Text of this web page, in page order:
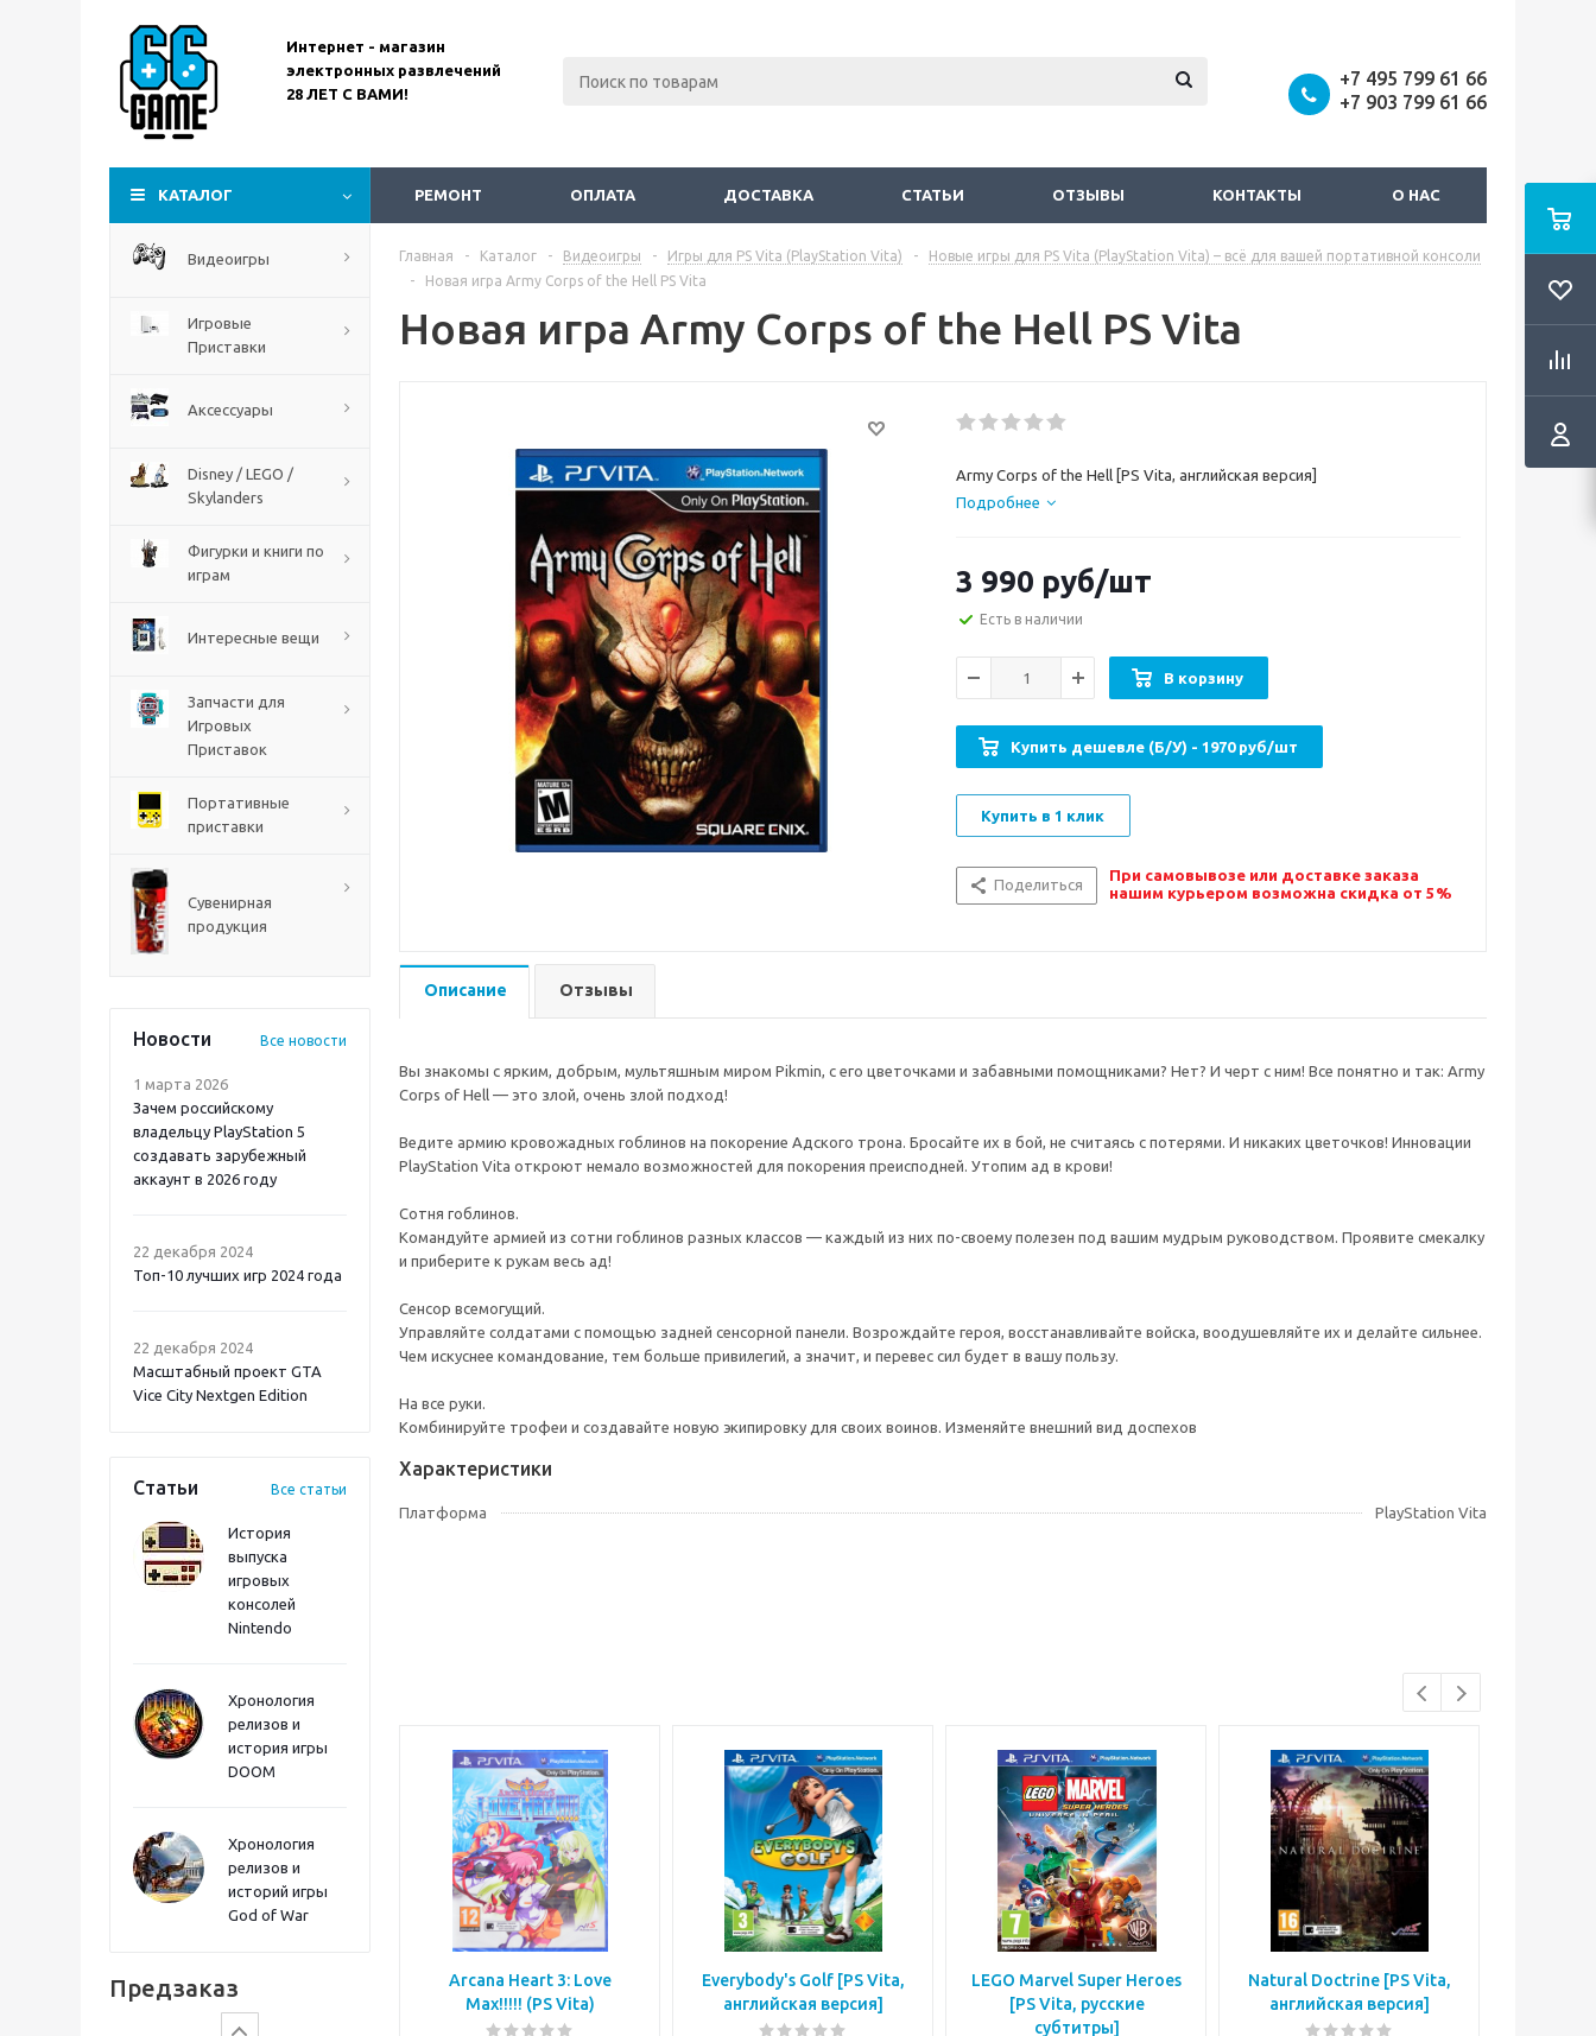
Интернет - магазин
электронных развлечений
28 ЛЕТ С ВАМИ!
+7 495 799 61 66
+7 903 799 61 66
КАТАЛОГ РЕМОНТ ОПЛАТА ДОСТАВКА СТАТЬИ ОТЗЫВЫ КОНТАКТЫ О НАС
Видеоигры
Игровые
Приставки
Аксессуары
Disney / LEGO /
Skylanders
Фигурки и книги по
играм
Интересные вещи
Запчасти для
Игровых
Приставок
Портативные
приставки
Сувенирная
продукция
Новости Все новости
1 марта 2026
Зачем российскому
владельцу PlayStation 5
создавать зарубежный
аккаунт в 2026 году
22 декабря 2024
Топ-10 лучших игр 2024 года
22 декабря 2024
Масштабный проект GTA
Vice City Nextgen Edition
Статьи Все статьи
История
выпуска
игровых
консолей
Nintendo
Хронология
релизов и
история игры
DOOM
Хронология
релизов и
историй игры
God of War
Предзаказ
The Blood of Dawnwalker
Onimusha: Way of the
Sword PS5
Главная - Каталог - Видеоигры - Игры для PS Vita (PlayStation Vita) -
Новые игры для PS Vita (PlayStation Vita) – всё для вашей портативной консоли
-
Новая игра Army Corps of the Hell PS Vita
Новая игра Army Corps of the Hell PS Vita
Army Corps of the Hell [PS Vita, английская версия]
Подробнее
3 990 руб/шт
Есть в наличии
В корзину
Купить дешевле (Б/У) - 1970 руб/шт
Купить в 1 клик
Поделиться
При самовывозе или доставке заказа
нашим курьером возможна скидка от 5%
Описание Отзывы
Вы знакомы с ярким, добрым, мультяшным миром Pikmin, с его цветочками и забавными помощниками? Нет? И черт с ним! Все понятно и так: Army
Corps of Hell — это злой, очень злой подход!
Ведите армию кровожадных гоблинов на покорение Адского трона. Бросайте их в бой, не считаясь с потерями. И никаких цветочков! Инновации
PlayStation Vita откроют немало возможностей для покорения преисподней. Утопим ад в крови!
Сотня гоблинов.
Командуйте армией из сотни гоблинов разных классов — каждый из них по-своему полезен под вашим мудрым руководством. Проявите смекалку
и приберите к рукам весь ад!
Сенсор всемогущий.
Управляйте солдатами с помощью задней сенсорной панели. Возрождайте героя, восстанавливайте войска, воодушевляйте их и делайте сильнее.
Чем искуснее командование, тем больше привилегий, а значит, и перевес сил будет в вашу пользу.
На все руки.
Комбинируйте трофеи и создавайте новую экипировку для своих воинов. Изменяйте внешний вид доспехов
Характеристики
Платформа PlayStation Vita
Arcana Heart 3: Love
Max!!!!! (PS Vita)
Everybody's Golf [PS Vita,
английская версия]
LEGO Marvel Super Heroes
[PS Vita, русские
субтитры]
Natural Doctrine [PS Vita,
английская версия]